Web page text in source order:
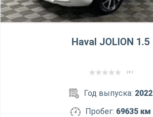
Haval JOLION 1.5
( 0 )
Год выпуска: 2022
Пробег: 69635 км